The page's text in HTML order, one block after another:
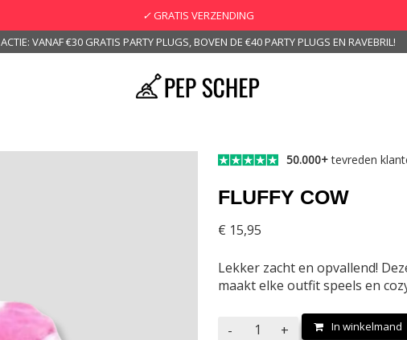
✓GRATIS VERZENDING
ACTIE: VANAF €30 GRATIS PARTY PLUGS, BOVEN DE €40 PARTY PLUGS EN RAVEBRIL!
50.000+tevreden
FLUFFY COW
€ 15,95
Lekker zacht en opvallend!
maakt elke outfit speels en
- + In winkelmand